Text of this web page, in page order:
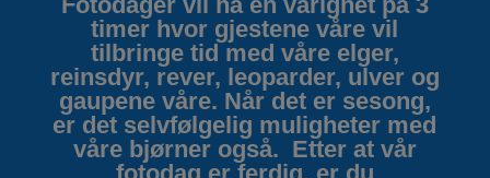
timer hvor gjestene våre vil
tilbringe tid med våre elger,
reinsdyr, rever, leoparder, ulver og
gaupene våre. Når det er sesong,
er det selvfølgelig muligheter med
våre bjørner også. Etter at vår